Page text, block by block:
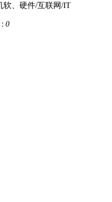
软、硬件/互联网/IT
0